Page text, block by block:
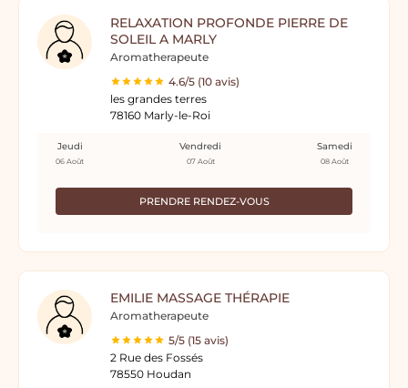
RELAXATION PROFONDE PIERRE DE
SOLEIL A MARLY
Aromatherapeute
4.6/5 (10 avis)
les grandes terres
78160 Marly-le-Roi
PRENDRE RENDEZ-VOUS
Jeudi
06 Août
Vendredi
07 Août
Samedi
08 Août
EMILIE MASSAGE THÉRAPIE
Aromatherapeute
5/5 (15 avis)
2 Rue des Fossés
78550 Houdan